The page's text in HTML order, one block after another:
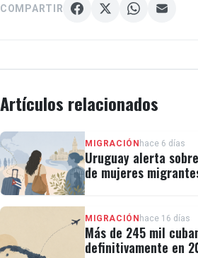
COMPARTIR
Artículos relacionados
MIGRACIÓN hace 6 días
Uruguay alerta
de mujeres
MIGRACIÓN hace 16 días
Más de 245 mil
definitivamente en